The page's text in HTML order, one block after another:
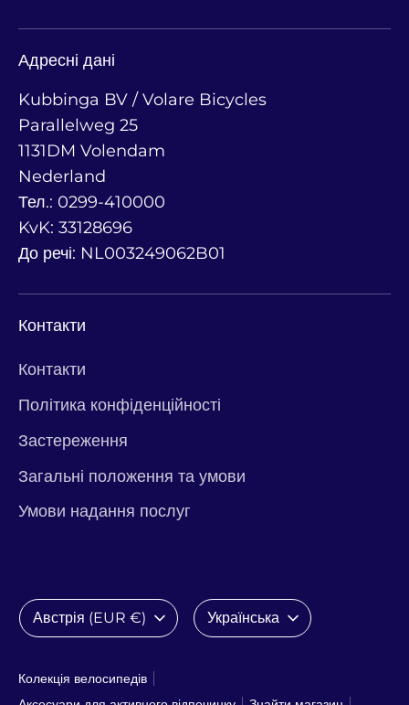
Адресні дані
Kubbinga BV / Volare Bicycles
Parallelweg 25
1131DM Volendam
Nederland
Тел.: 0299-410000
KvK: 33128696
До речі: NL003249062B01
Контакти
Контакти
Політика конфіденційності
Застереження
Загальні положення та умови
Умови надання послуг
Колекція велосипедів
Валюта
Австрія (EUR €) Мова
Українська